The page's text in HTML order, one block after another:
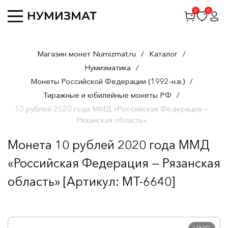
0 0
Магазин монет Numizmat.ru / Каталог /
Нумизматика /
Монеты Российской Федерации (1992-н.в.) /
Тиражные и юбилейные монеты РФ /
10 рублей 2020 года ММД «Российская Федерация —
Рязанская область»
Монета 10 рублей 2020 года ММД
«Российская Федерация — Рязанская
область» [Артикул: MT-6640]